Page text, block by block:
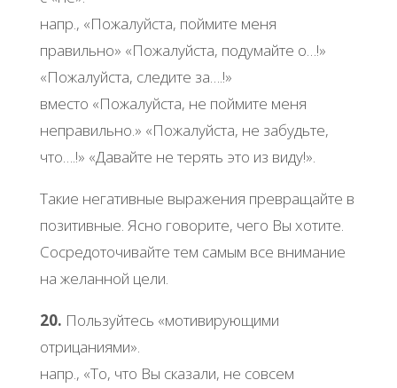
напр., «Пожалуйста, поймите меня
правильно» «Пожалуйста, подумайте о…!»
«Пожалуйста, следите за….!»
вместо «Пожалуйста, не поймите меня
неправильно.» «Пожалуйста, не забудьте,
что….!» «Давайте не терять это из виду!».
Такие негативные выражения превращайте в
позитивные. Ясно говорите, чего Вы хотите.
Сосредоточивайте тем самым все внимание
на желанной цели.
20. Пользуйтесь «мотивирующими
отрицаниями».
напр., «То, что Вы сказали, не совсем